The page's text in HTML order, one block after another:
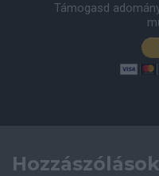
Támogasd
Hozzászólások